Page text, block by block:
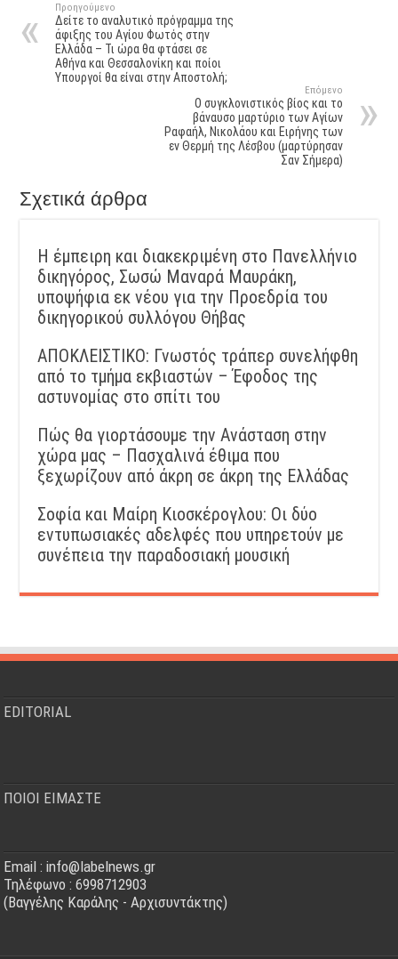
Προηγούμενο
Δείτε το αναλυτικό πρόγραμμα της
άφιξης του Αγίου Φωτός στην
Ελλάδα – Τι ώρα θα φτάσει σε
Αθήνα και Θεσσαλονίκη και ποίοι
Υπουργοί θα είναι στην Αποστολή;
Επόμενο
Ο συγκλονιστικός βίος και το
βάναυσο μαρτύριο των Αγίων
Ραφαήλ, Νικολάου και Ειρήνης των
εν Θερμή της Λέσβου (μαρτύρησαν
Σαν Σήμερα)
Σχετικά άρθρα
Η έμπειρη και διακεκριμένη στο Πανελλήνιο
δικηγόρος, Σωσώ Μαναρά Μαυράκη,
υποψήφια εκ νέου για την Προεδρία του
δικηγορικού συλλόγου Θήβας
ΑΠΟΚΛΕΙΣΤΙΚΟ: Γνωστός τράπερ συνελήφθη
από το τμήμα εκβιαστών – Έφοδος της
αστυνομίας στο σπίτι του
Πώς θα γιορτάσουμε την Ανάσταση στην
χώρα μας – Πασχαλινά έθιμα που
ξεχωρίζουν από άκρη σε άκρη της Ελλάδας
Σοφία και Μαίρη Κιοσκέρογλου: Οι δύο
εντυπωσιακές αδελφές που υπηρετούν με
συνέπεια την παραδοσιακή μουσική
EDITORIAL
ΠΟΙΟΙ ΕΙΜΑΣΤΕ
Email : info@labelnews.gr
Τηλέφωνο : 6998712903
(Βαγγέλης Καράλης - Αρχισυντάκτης)